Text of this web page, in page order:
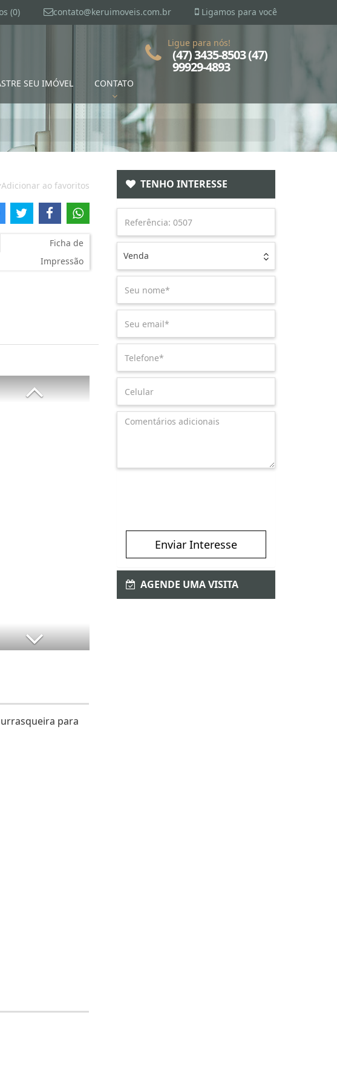
Ligamos para você
contato@keruimoveis.com.br
(0)
SEU IMÓVEL CONTATO
Ligue para nós!
(47) 3435-8503 (47)
99929-4893
Adicionar ao favoritos
Ficha de
Impressão
para
TENHO INTERESSE
Venda
Enviar Interesse
AGENDE UMA VISITA